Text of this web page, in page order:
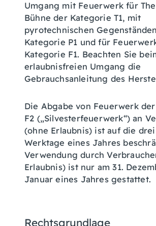
Umgang mit Feuerwerk für
Bühne der Kategorie T1, mit
pyrotechnischen
Kategorie P1 und für
Kategorie F1. Beachten Sie
erlaubnisfreien Umgang die
Gebrauchsanleitung des
Die Abgabe von Feuerwerk
F2 („Silvesterfeuerwerk“) an
(ohne Erlaubnis) ist auf die
Werktage eines Jahres
Verwendung durch
Erlaubnis) ist nur am 31.
Januar eines Jahres gestattet.
Rechtsgrundlage